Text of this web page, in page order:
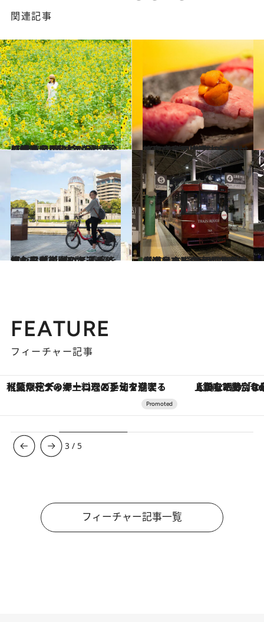
関連記事
2023.7.7
【広島県 2023年版】 夏の絶景・風物詩10選 黄金に輝く110万本のひまわり畑
旅＆お出かけ 2022.11.12
“幻の和牛”比婆牛を味わいに広島へ 脂肪の口どけの良さは国内随一！
旅＆お出かけ
2022.11.29
恒久平和の願いを込めて レンタサイクルで巡るヒロシマの街 被ばく遺産をまわる「ピースツアー」
旅＆お出かけ 2022.12.1
【広島市】食事も夜景も大満足！ 貸し切りで飲食が楽しめる 路面電車「トラン・ルージュ」
旅＆お出かけ
FEATURE
フィーチャー記事
【銀座で出合う最旬美容】美髪ケアや上質な眠り…セルフケアのアップデートから、特別な名入れギフトまで。大人のための「ReFa GINZA」クルーズ ヴァシュロン・コンスタンタ
3 / 5
フィーチャー記事一覧